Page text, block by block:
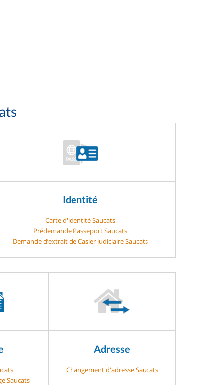
Identité
Carte d'identité Saucats
Prédemande Passeport Saucats
Demande d’extrait de Casier judiciaire Saucats
Saucats
Adresse
Changement d'adresse Saucats